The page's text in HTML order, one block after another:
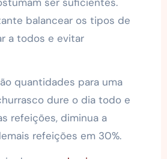
balancear os tipos de
a todos e evitar
quantidades para uma
dure o dia todo e
refeições, diminua a
refeições em 30%.